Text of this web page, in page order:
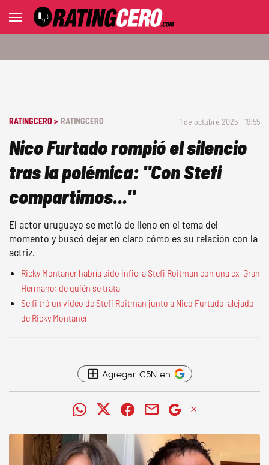
RATINGCERO > RATINGCERO 1 de octubre 2025 - 19:55
Nico Furtado rompió el silencio
tras la polémica: "Con Stefi
compartimos..."
El actor uruguayo se metió de lleno en el tema del
momento y buscó dejar en claro cómo es su relación con la
actriz.
Ricky Montaner habría sido infiel a Stefi Roitman con una ex-Gran
Hermano: de quién se trata
Se filtró un video de Stefi Roitman junto a Nico Furtado, alejado
de Ricky Montaner
Agregar C5N en